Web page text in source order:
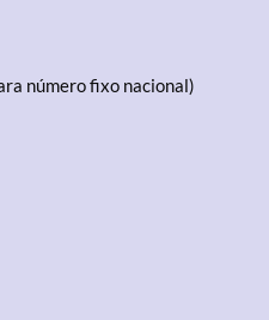
número fixo nacional)